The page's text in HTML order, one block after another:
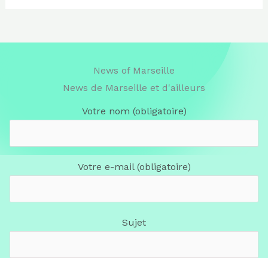
News of Marseille
News de Marseille et d'ailleurs
Votre nom (obligatoire)
Votre e-mail (obligatoire)
Sujet